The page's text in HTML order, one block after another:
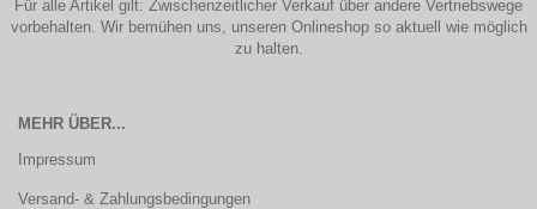
Für alle Artikel gilt: Zwischenzeitlicher Verkauf über andere Vertriebswege
vorbehalten. Wir bemühen uns, unseren Onlineshop so aktuell wie möglich
zu halten.
MEHR ÜBER...
Impressum
Versand- & Zahlungsbedingungen